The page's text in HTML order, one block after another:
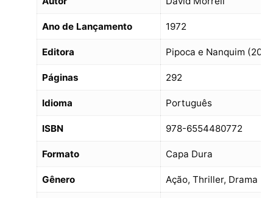
Ano de Lançamento 1972
Editora Pipoca e Nanquim
Páginas 292
Idioma Português
ISBN 978-6554480772
Formato Capa Dura
Gênero Ação, Thriller, Drama